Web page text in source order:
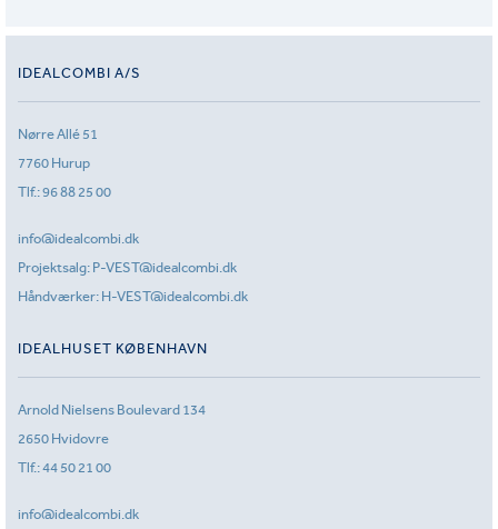
IDEALCOMBI A/S
Nørre Allé 51
7760 Hurup
Tlf.:96 88 25 00
info@idealcombi.dk
Projektsalg: P-VEST@idealcombi.dk
Håndværker: H-VEST@idealcombi.dk
IDEALHUSET KØBENHAVN
Arnold Nielsens Boulevard 134
2650 Hvidovre
Tlf.:44 50 21 00
info@idealcombi.dk